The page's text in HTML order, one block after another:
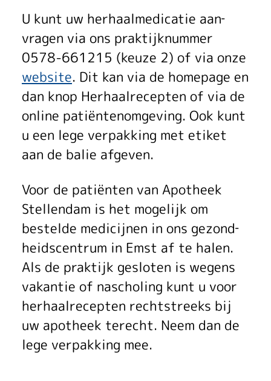
H
e
r
h
a
a
l
r
e
c
e
p
t
e
U kunt uw herhaalmedicatie aan­
vragen via ons praktijk­nummer
0578-661215 (keuze 2) of via onze
website. Dit kan via de homepage en
dan knop Herhaalrecepten of via de
online patiënten­omgeving. Ook kunt
u een lege verpakking met etiket
aan de balie afgeven.
Voor de patiënten van Apotheek
Stellen­dam is het mogelijk om
bestelde medi­cijnen in ons gezond­
heidscentrum in Emst af te halen.
Als de praktijk gesloten is wegens
vakantie of nascholing kunt u voor
herhaal­recep­ten rechtstreeks bij
uw apotheek terecht. Neem dan de
lege verpakking mee.